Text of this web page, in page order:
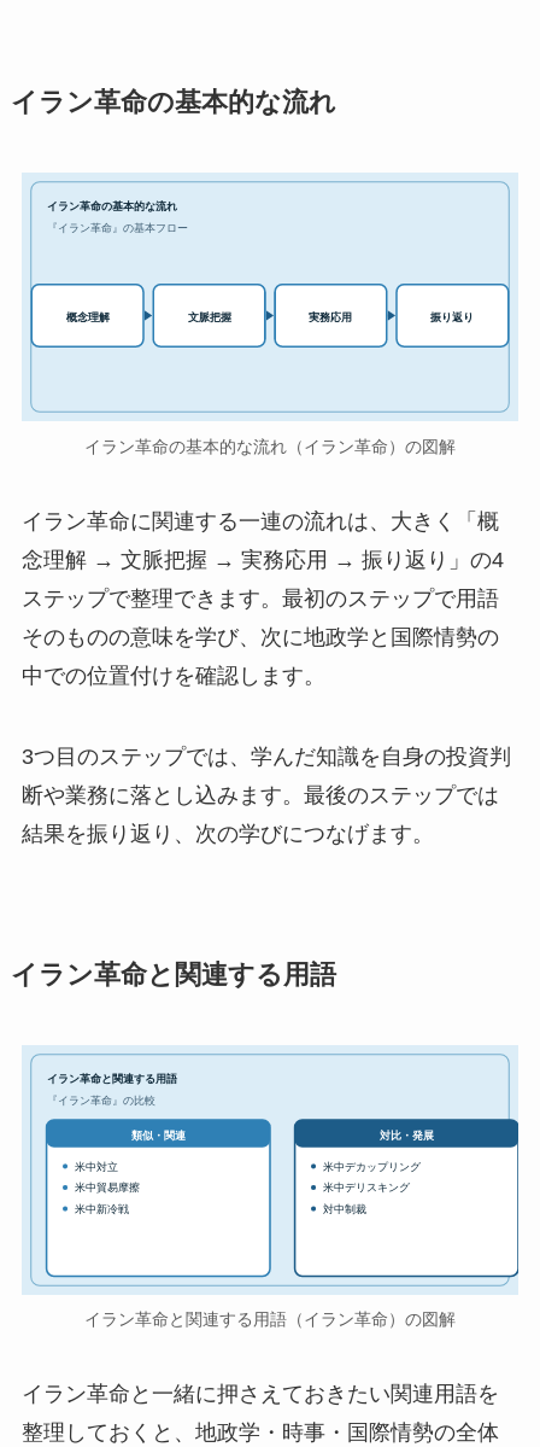
イラン革命の基本的な流れ
イラン革命の基本的な流れ
『イラン革命』の基本フロー
概念理解 文脈把握 実務応用 振り返り
イラン革命の基本的な流れ（イラン革命）の図解
イラン革命に関連する一連の流れは、大きく「概
念理解 → 文脈把握 → 実務応用 → 振り返り」の4
ステップで整理できます。最初のステップで用語
そのものの意味を学び、次に地政学と国際情勢の
中での位置付けを確認します。
3つ目のステップでは、学んだ知識を自身の投資判
断や業務に落とし込みます。最後のステップでは
結果を振り返り、次の学びにつなげます。
イラン革命と関連する用語
イラン革命と関連する用語
『イラン革命』の比較
類似・関連
米中対立
米中貿易摩擦
米中新冷戦
対比・発展
米中デカップリング
米中デリスキング
対中制裁
イラン革命と関連する用語（イラン革命）の図解
イラン革命と一緒に押さえておきたい関連用語を
整理しておくと、地政学・時事・国際情勢の全体